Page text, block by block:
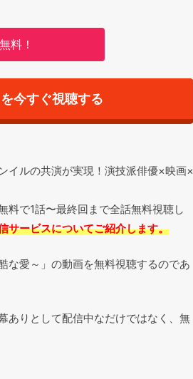
料！
今すぐ視聴する
イルの共演が実現！演技派俳優×映画×
料で1話〜最終回まで全話無料視聴し
サービスについてご紹介します。
な愛～」の動画を無料視聴するのであ
ありとして配信中なだけではなく、無